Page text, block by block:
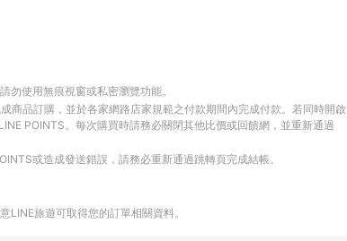
使用無痕視窗或私密瀏覽功能。
商品訂購，並於各家網路店家規範之付款期間內完成付款。若同時開啟
POINTS。每次購買時請務必關閉其他比價或回饋網，並重新通過
或造成發送錯誤，請務必重新通過跳轉頁完成結帳。
LINE旅遊可取得您的訂單相關資料。